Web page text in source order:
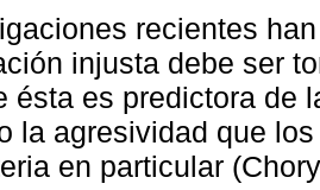
recientes
injusta debe ser
ésta es predictora de
la agresividad que
en particular